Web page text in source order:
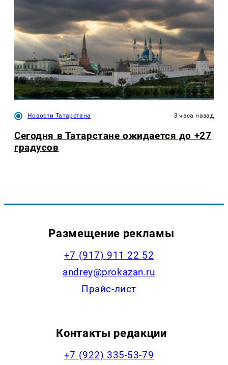
Новости Татарстана 3 часа назад
Сегодня в Татарстане ожидается до +27
градусов
Размещение рекламы
+7 (917) 911 22 52
andrey@prokazan.ru
Прайс-лист
Контакты редакции
+7 (922) 335-53-79